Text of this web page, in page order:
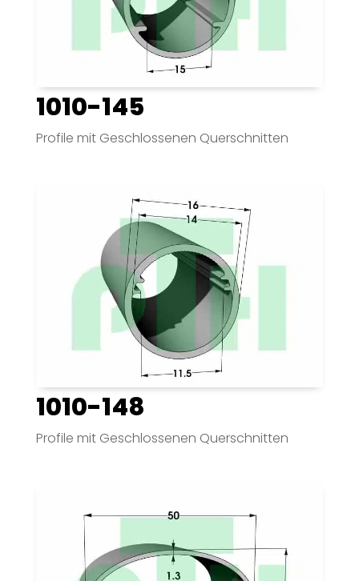
1010-145
Profile mit Geschlossenen Querschnitten
1010-148
Profile mit Geschlossenen Querschnitten